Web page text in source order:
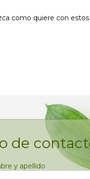
como quiere con
de
y apellido